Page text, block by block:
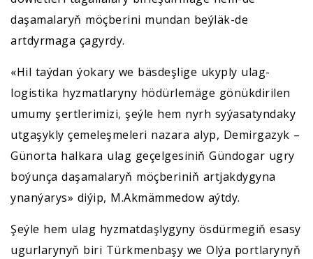
daşamalaryň möçberini mundan beýläk-de
artdyrmaga çagyrdy.
«Hil taýdan ýokary we bäsdeşlige ukyply ulag-
logistika hyzmatlaryny hödürlemäge gönükdirilen
umumy şertlerimizi, şeýle hem nyrh syýasatyndaky
utgaşykly çemeleşmeleri nazara alyp, Demirgazyk –
Günorta halkara ulag geçelgesiniň Gündogar ugry
boýunça daşamalaryň möçberiniň artjakdygyna
ynanýarys» diýip, M.Akmämmedow aýtdy.
Şeýle hem ulag hyzmatdaşlygyny ösdürmegiň esasy
ugurlarynyň biri Türkmenbaşy we Olýa portlarynyň